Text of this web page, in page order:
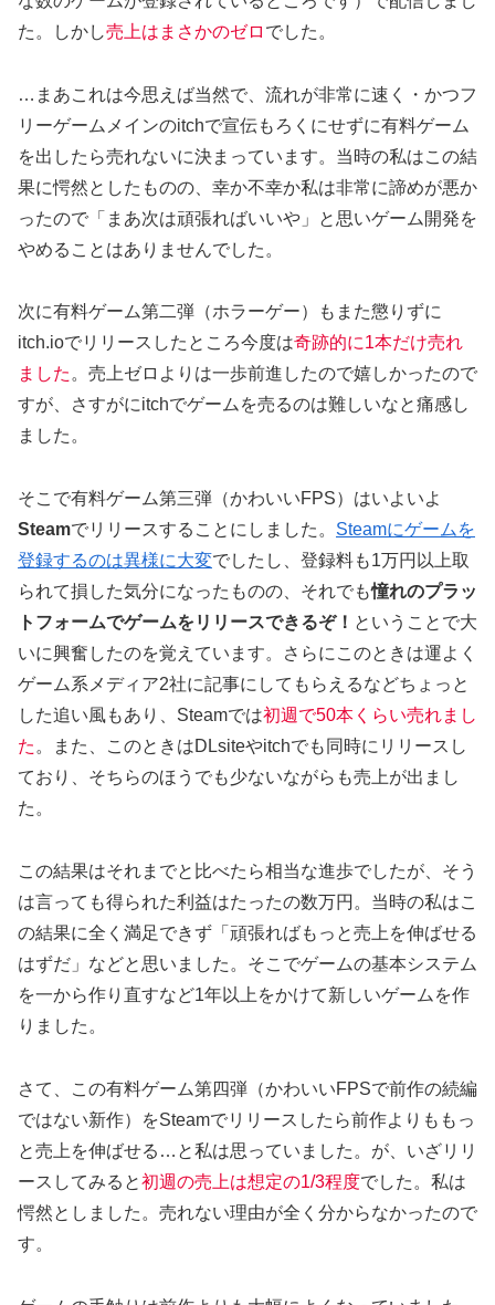
た。しかし売上はまさかのゼロ でした。
…まあこれは今思えば当然で、流れが非常に速く・かつフ
リーゲームメインのitchで宣伝もろくにせずに有料ゲーム
を出したら売れないに決まっています。当時の私はこの結
果に愕然としたものの、幸か不幸か私は非常に諦めが悪か
ったので「まあ次は頑張ればいいや」と思いゲーム開発を
やめることはありませんでした。
次に有料ゲーム第二弾（ホラーゲー）もまた懲りずに
itch.ioでリリースしたところ今度は奇跡的に1本だけ売れ
ました。売上ゼロよりは一歩前進したので嬉しかったので
すが、さすがにitchでゲームを売るのは難しいなと痛感し
ました。
そこで有料ゲーム第三弾（かわいいFPS）はいよいよ
Steamでリリースすることにしました。 Steamにゲームを
登録するのは異様に大変でしたし、登録料も1万円以上取
られて損した気分になったものの、それでも憧れのプラッ
トフォームでゲームをリリースできるぞ！ ということで大
いに興奮したのを覚えています。さらにこのときは運よく
ゲーム系メディア2社に記事にしてもらえるなどちょっと
した追い風もあり、Steamでは初週で50本くらい売れまし
た 。また、このときはDLsiteやitchでも同時にリリースし
ており、そちらのほうでも少ないながらも売上が出まし
た。
この結果はそれまでと比べたら相当な進歩でしたが、そう
は言っても得られた利益はたったの数万円。当時の私はこ
の結果に全く満足できず「頑張ればもっと売上を伸ばせる
はずだ」などと思いました。そこでゲームの基本システム
を一から作り直すなど1年以上をかけて新しいゲームを作
りました。
さて、この有料ゲーム第四弾（かわいいFPSで前作の続編
ではない新作）をSteamでリリースしたら前作よりももっ
と売上を伸ばせる…と私は思っていました。が、いざリリ
ースしてみると初週の売上は想定の1/3程度でした。私は
愕然としました。売れない理由が全く分からなかったので
す。